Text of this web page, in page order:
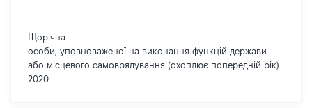
Щорічна
особи, уповноваженої на виконання функцій держави
або місцевого самоврядування (охоплює попередній рік)
2020